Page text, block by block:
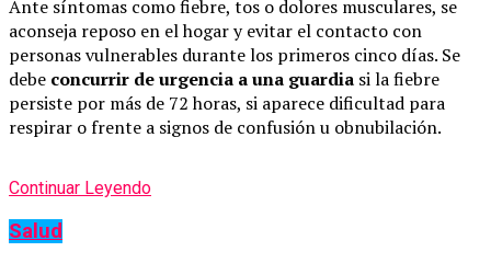
Ante síntomas como fiebre, tos o dolores musculares, se
aconseja reposo en el hogar y evitar el contacto con
personas vulnerables durante los primeros cinco días. Se
debe concurrir de urgencia a una guardia si la fiebre
persiste por más de 72 horas, si aparece dificultad para
respirar o frente a signos de confusión u obnubilación.
Continuar Leyendo
Salud